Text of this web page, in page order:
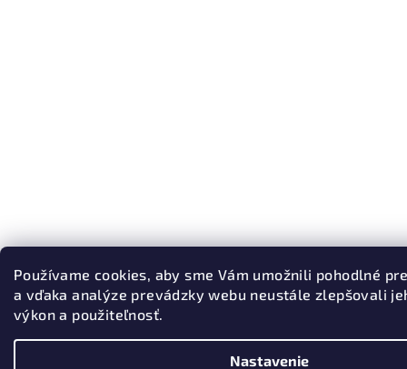
Používame cookies, aby sme Vám umožnili pohodlné
a vďaka analýze prevádzky webu neustále zlepšovali
výkon a použiteľnosť.
Nastavenie